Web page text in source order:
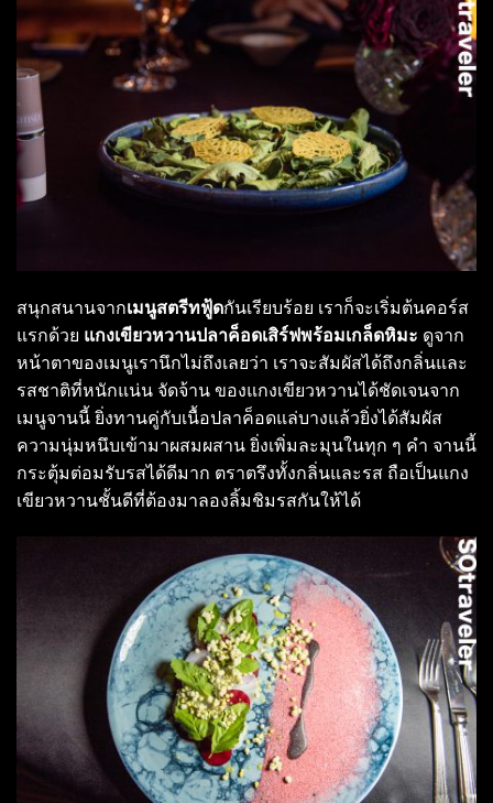
สนุกสนานจากเมนูสตรีทฟู้ดกันเรียบร้อย เราก็จะเริ่มต้นคอร์ส
แรกด้วย แกงเขียวหวานปลาค็อดเสิร์ฟพร้อมเกล็ดหิมะ ดูจาก
หน้าตาของเมนูเรานึกไม่ถึงเลยว่า เราจะสัมผัสได้ถึงกลิ่นและ
รสชาติที่หนักแน่น จัดจ้าน ของแกงเขียวหวานได้ชัดเจนจาก
เมนูจานนี้ ยิ่งทานคู่กับเนื้อปลาค็อดแล่บางแล้วยิ่งได้สัมผัส
ความนุ่มหนึบเข้ามาผสมผสาน ยิ่งเพิ่มละมุนในทุก ๆ คำ จานนี้
กระตุ้มต่อมรับรสได้ดีมาก ตราตรึงทั้งกลิ่นและรส ถือเป็นแกง
เขียวหวานชั้นดีที่ต้องมาลองลิ้มชิมรสกันให้ได้